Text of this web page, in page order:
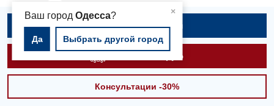
×
Ваш город Одесса?
Да Выбрать другой город
Записаться на приём
Вызвать скорую
Консультации -30%